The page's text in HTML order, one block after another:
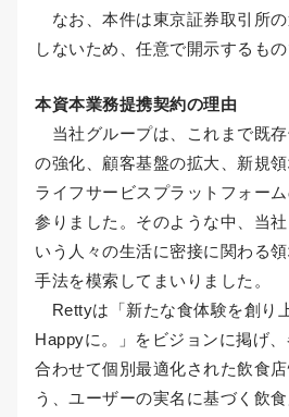
なお、本件は東京証券取引所
しないため、任意で開示するもの
本資本業務提携契約の理由
当社グループは、これまで既
の強化、顧客基盤の拡大、新規領
ライフサービスプラットフォー
参りました。そのような中、当
いう人々の生活に密接に関わる
手法を模索してまいりました。
Rettyは「新たな食体験を創り
Happyに。」をビジョンに掲げ
合わせて個別最適化された飲食
う、ユーザーの実名に基づく飲